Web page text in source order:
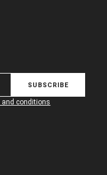
SUBSCRIBE
and conditions